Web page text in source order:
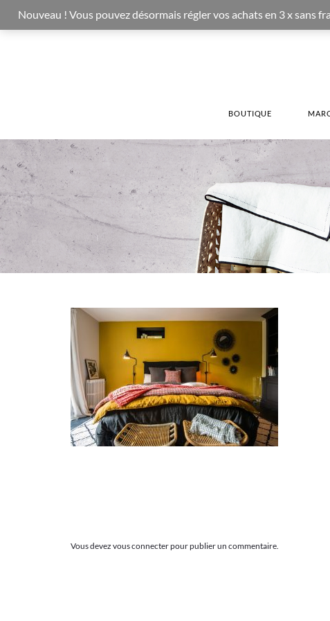
BOUTIQUE
Vous devez vous connecterpour publier un commentaire.
Nouveau ! Vous pouvez désormais régler vos achats en 3 x sans